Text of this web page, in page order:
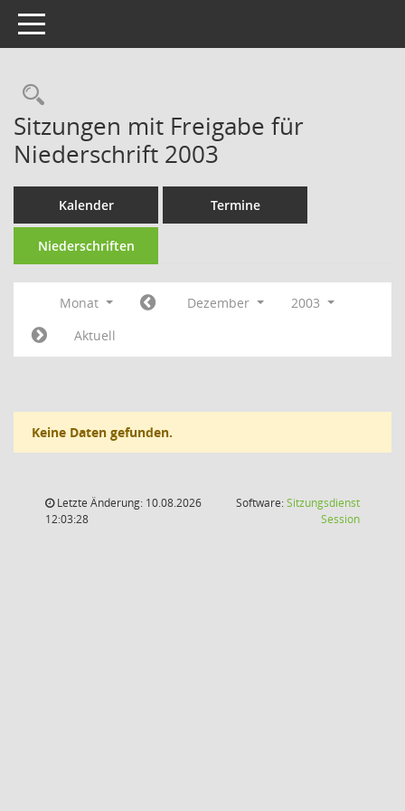
Toggle navigation
Rechercheauswahl
Sitzungen mit Freigabe für
Niederschrift 2003
Kalender Termine
Niederschriften
Monat Dezember
2003
Aktuell
Keine Daten gefunden.
Letzte Änderung: 10.08.2026
12:03:28
Software:Sitzungsdienst
Session(Wird in